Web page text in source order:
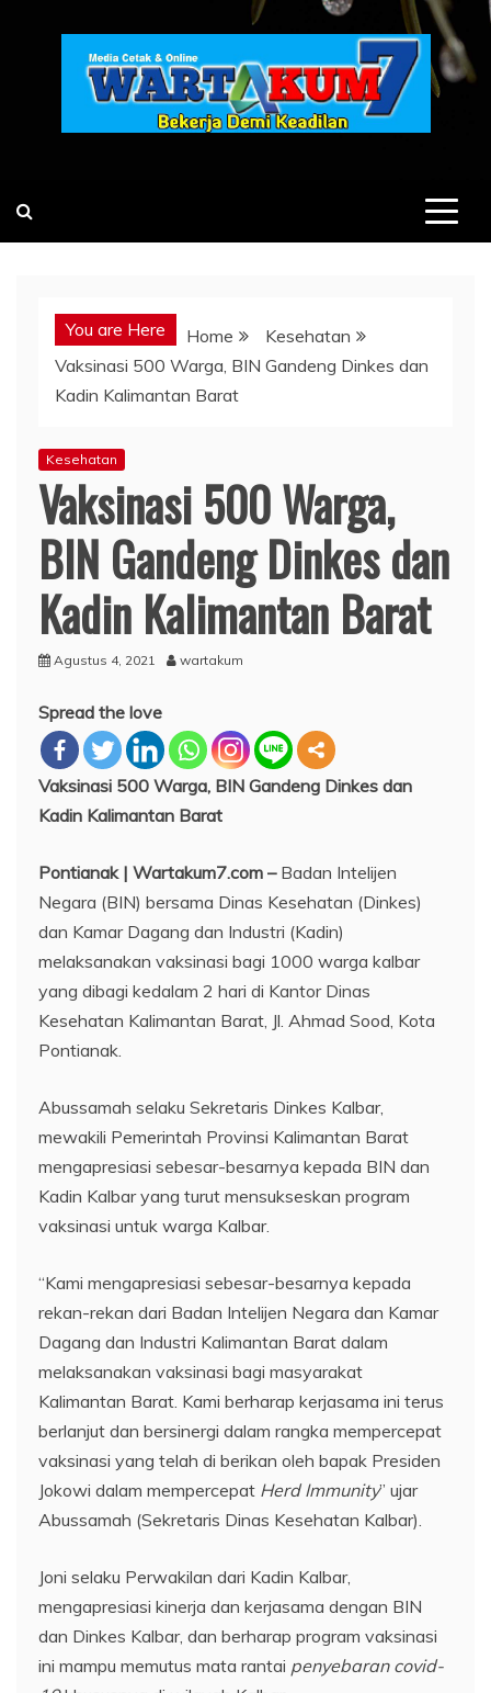
You are Here Home
Kesehatan
Vaksinasi 500 Warga, BIN Gandeng Dinkes dan
Kadin Kalimantan Barat
Kesehatan
Vaksinasi 500 Warga,
BIN Gandeng Dinkes dan
Kadin Kalimantan Barat
Agustus 4, 2021 wartakum
Spread the love
Vaksinasi 500 Warga, BIN Gandeng Dinkes dan
Kadin Kalimantan Barat
Pontianak | Wartakum7.com –Badan Intelijen
Negara (BIN) bersama Dinas Kesehatan (Dinkes)
dan Kamar Dagang dan Industri (Kadin)
melaksanakan vaksinasi bagi 1000 warga kalbar
yang dibagi kedalam 2 hari di Kantor Dinas
Kesehatan Kalimantan Barat, Jl. Ahmad Sood, Kota
Pontianak.
Abussamah selaku Sekretaris Dinkes Kalbar,
mewakili Pemerintah Provinsi Kalimantan Barat
mengapresiasi sebesar-besarnya kepada BIN dan
Kadin Kalbar yang turut mensukseskan program
vaksinasi untuk warga Kalbar.
“Kami mengapresiasi sebesar-besarnya kepada
rekan-rekan dari Badan Intelijen Negara dan Kamar
Dagang dan Industri Kalimantan Barat dalam
melaksanakan vaksinasi bagi masyarakat
Kalimantan Barat. Kami berharap kerjasama ini terus
berlanjut dan bersinergi dalam rangka mempercepat
vaksinasi yang telah di berikan oleh bapak Presiden
Jokowi dalam mempercepat Herd Immunity” ujar
Abussamah (Sekretaris Dinas Kesehatan Kalbar).
Joni selaku Perwakilan dari Kadin Kalbar,
mengapresiasi kinerja dan kerjasama dengan BIN
dan Dinkes Kalbar, dan berharap program vaksinasi
ini mampu memutus mata rantai penyebaran covid-